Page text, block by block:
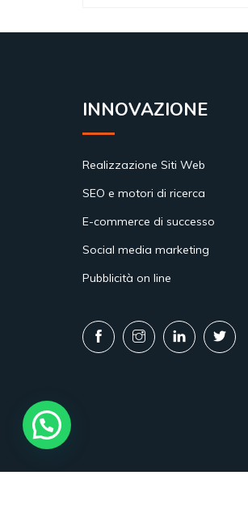
INNOVAZIONE
Realizzazione Siti Web
SEO e motori di ricerca
E-commerce di successo
Social media marketing
Pubblicità on line